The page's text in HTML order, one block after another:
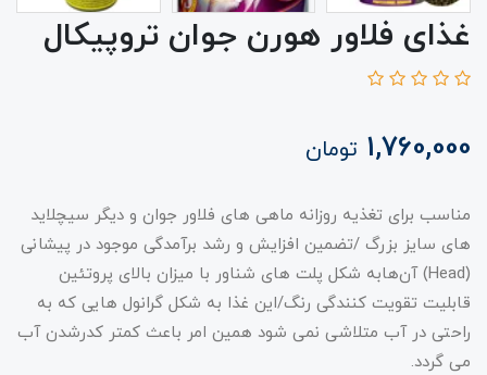
غذای فلاور هورن جوان تروپیکال
1,760,000 تومان
مناسب برای تغذیه روزانه ماهی های فلاور جوان و دیگر سیچلاید
های سایز بزرگ /تضمین افزایش و رشد برآمدگی موجود در پیشانی
(Head) آن‌هابه شکل پلت های شناور با میزان بالای پروتئین
قابلیت تقویت کنندگی رنگ/این غذا به شکل گرانول هایی که به
راحتی در آب متلاشی نمی شود همین امر باعث کمتر کدرشدن آب
می گردد.